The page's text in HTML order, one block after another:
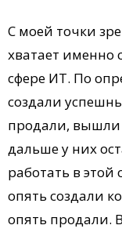
С моей точки
хватает
сфере ИТ. По
создали
продали, вышли
дальше у них
работать в этой
опять создали
опять продали.